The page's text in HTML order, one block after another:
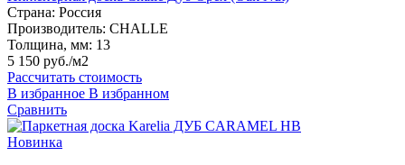
Страна: Россия
Производитель: CHALLE
Толщина, мм: 13
5 150 руб./м2
Рассчитать стоимость
В избранное В избранном
Сравнить
Новинка